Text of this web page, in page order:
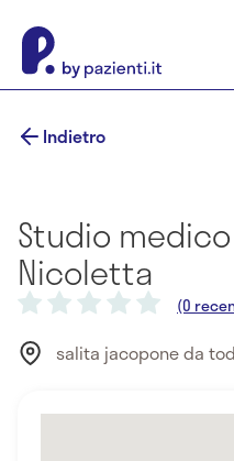
Indietro
Studio medico
Nicoletta
(0
salita jacopone da